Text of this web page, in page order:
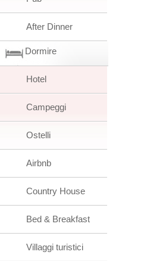
After Dinner
Dormire
Hotel
Campeggi
Ostelli
Airbnb
Country House
Bed & Breakfast
Villaggi turistici